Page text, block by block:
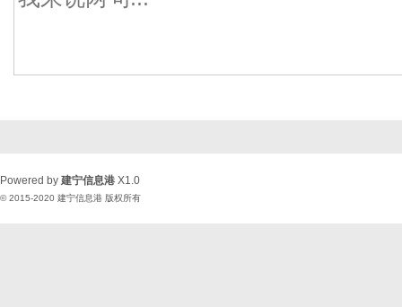
Powered by 建宁信息港 X1.0
© 2015-2020 建宁信息港 版权所有